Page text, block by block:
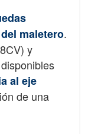
maletero.
y
al eje
de una